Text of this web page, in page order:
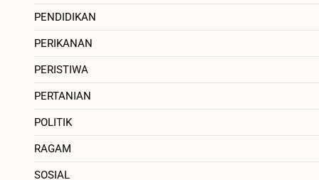
PENDIDIKAN
PERIKANAN
PERISTIWA
PERTANIAN
POLITIK
RAGAM
SOSIAL